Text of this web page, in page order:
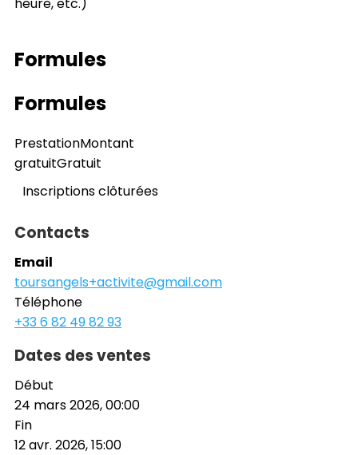
Formules
Formules
PrestationMontant
gratuitGratuit
Inscriptions clôturées
Contacts
Email
toursangels+activite@gmail.com
Téléphone
+33 6 82 49 82 93
Dates des ventes
Début
24 mars 2026, 00:00
Fin
12 avr. 2026, 15:00